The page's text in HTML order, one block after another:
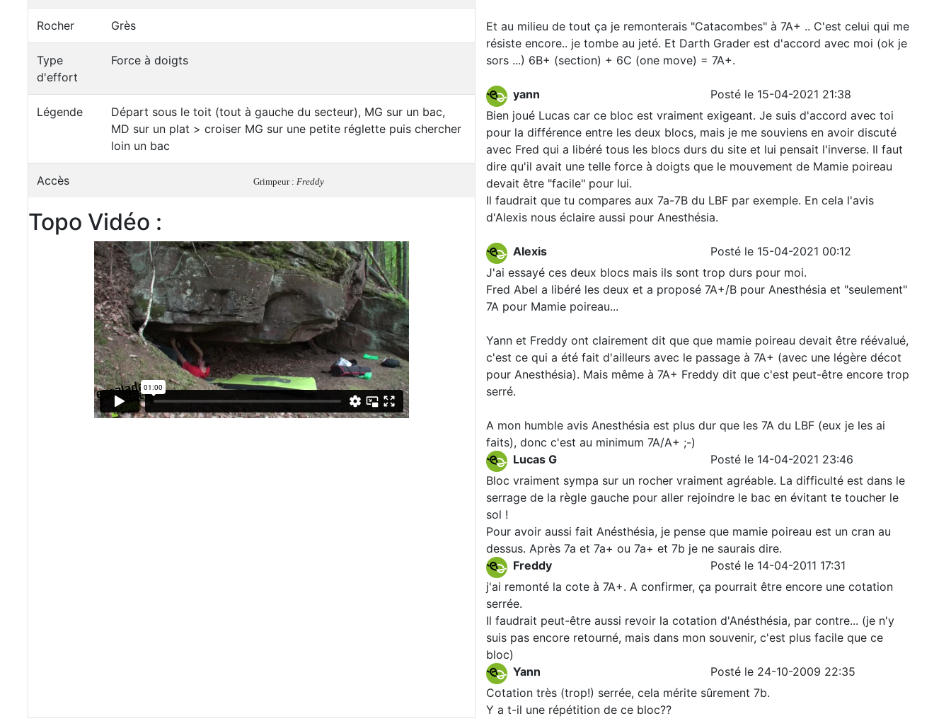
Rocher Grès
Type
d'effort
Force à doigts
Légende
Départ sous le toit (tout à gauche du secteur), MG sur un bac,
MD sur un plat > croiser MG sur une petite réglette puis chercher
loin un bac
Accès Grimpeur : Freddy
Topo Vidéo :
Et au milieu de tout ça je remonterais "Catacombes" à 7A+ .. C'est celui qui me
résiste encore.. je tombe au jeté. Et Darth Grader est d'accord avec moi (ok je
sors ...) 6B+ (section) + 6C (one move) = 7A+.
yann
Posté le 15-04-2021 21:38
Bien joué Lucas car ce bloc est vraiment exigeant. Je suis d'accord avec toi
pour la différence entre les deux blocs, mais je me souviens en avoir discuté
avec Fred qui a libéré tous les blocs durs du site et lui pensait l'inverse. Il faut
dire qu'il avait une telle force à doigts que le mouvement de Mamie poireau
devait être "facile" pour lui.
Il faudrait que tu compares aux 7a-7B du LBF par exemple. En cela l'avis
d'Alexis nous éclaire aussi pour Anesthésia.
Alexis
Posté le 15-04-2021 00:12
J'ai essayé ces deux blocs mais ils sont trop durs pour moi.
Fred Abel a libéré les deux et a proposé 7A+/B pour Anesthésia et "seulement"
7A pour Mamie poireau...
Yann et Freddy ont clairement dit que que mamie poireau devait être réévalué,
c'est ce qui a été fait d'ailleurs avec le passage à 7A+ (avec une légère décot
pour Anesthésia). Mais même à 7A+ Freddy dit que c'est peut-être encore trop
serré.
A mon humble avis Anesthésia est plus dur que les 7A du LBF (eux je les ai
faits), donc c'est au minimum 7A/A+ ;-)
Lucas G
Posté le 14-04-2021 23:46
Bloc vraiment sympa sur un rocher vraiment agréable. La difficulté est dans le
serrage de la règle gauche pour aller rejoindre le bac en évitant te toucher le
sol !
Pour avoir aussi fait Anésthésia, je pense que mamie poireau est un cran au
dessus. Après 7a et 7a+ ou 7a+ et 7b je ne saurais dire.
Freddy
Posté le 14-04-2011 17:31
j'ai remonté la cote à 7A+. A confirmer, ça pourrait être encore une cotation
serrée.
Il faudrait peut-être aussi revoir la cotation d'Anésthésia, par contre... (je n'y
suis pas encore retourné, mais dans mon souvenir, c'est plus facile que ce
bloc)
Yann
Posté le 24-10-2009 22:35
Cotation très (trop!) serrée, cela mérite sûrement 7b.
Y a t-il une répétition de ce bloc??